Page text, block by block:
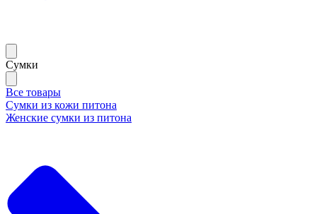
Сумки
Все товары
Сумки из кожи питона
Женские сумки из питона